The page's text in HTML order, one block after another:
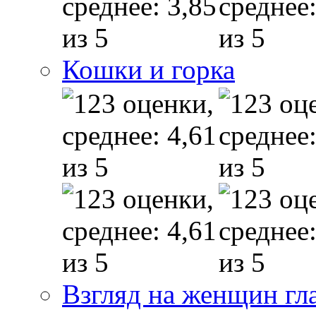
Кошки и горка
Взгляд на женщин